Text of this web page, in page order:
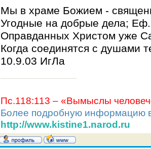
Мы в храме Божием -
Угодные на добрые дела;
Оправданных Христом уже
Когда соединятся с душами
10.9.03 ИгЛа
Пс.118:113 – «Вымыслы
Более подробную информацию
http://www.kistine1.narod.ru